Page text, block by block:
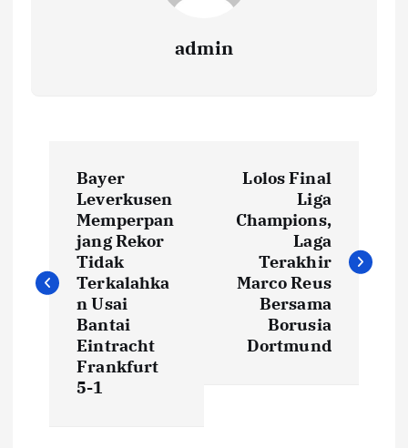
admin
i
Bayer
Leverkusen
Memperpan
jang Rekor
Tidak
Terkalahka
n Usai
Bantai
Eintracht
Frankfurt
5-1
Lolos Final
Liga
Champions,
Laga
Terakhir
Marco Reus
Bersama
Borusia
Dortmund